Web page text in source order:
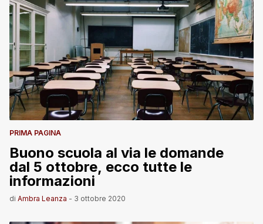
PRIMA PAGINA
Buono scuola al via le domande
dal 5 ottobre, ecco tutte le
informazioni
di Ambra Leanza - 3 ottobre 2020